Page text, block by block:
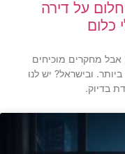
על דירה
כלום
מחקרים מוכיחים
ובישראל? יש לנו
בדיוק.